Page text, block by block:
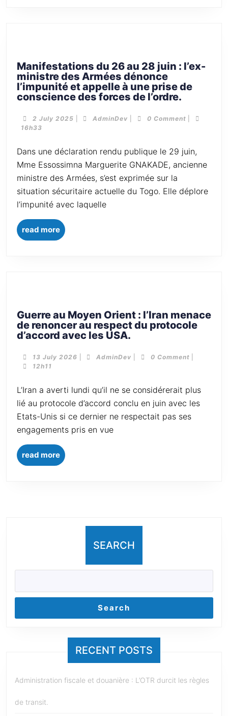
Manifestations du 26 au 28 juin : l’ex-
ministre des Armées dénonce
l’impunité et appelle à une prise de
conscience des forces de l’ordre.
2 July 2025 AdminDev 0 Comment
16h33
Dans une déclaration rendu publique le 29 juin,
Mme Essossimna Marguerite GNAKADE, ancienne
ministre des Armées, s’est exprimée sur la
situation sécuritaire actuelle du Togo. Elle déplore
l’impunité avec laquelle
read more
Guerre au Moyen Orient : l’Iran menace
de renoncer au respect du protocole
d’accord avec les USA.
13 July 2026 AdminDev 0 Comment
12h11
L’Iran a averti lundi qu’il ne se considérerait plus
lié au protocole d’accord conclu en juin avec les
Etats-Unis si ce dernier ne respectait pas ses
engagements pris en vue
read more
SEARCH
Search
RECENT POSTS
Administration fiscale et douanière : L’OTR durcit les règles
de transit.